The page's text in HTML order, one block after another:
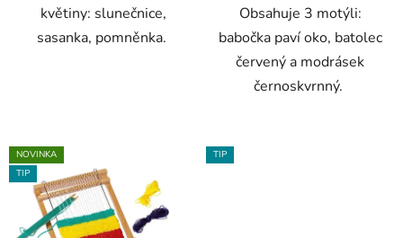
květiny: slunečnice,
sasanka, pomněnka.
Obsahuje 3 motýli:
babočka paví oko, batolec
červený a modrásek
černoskvrnný.
NOVINKA
TIP
TIP